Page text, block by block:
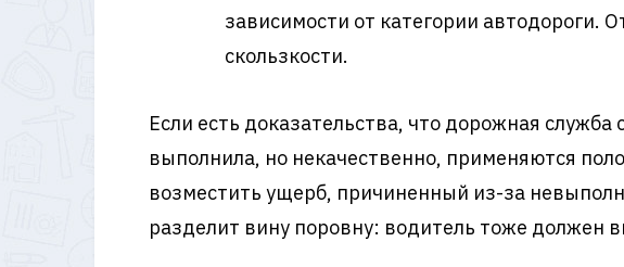
зависимости от категории автодороги.
скользкости.
Если есть доказательства, что дорожная
выполнила, но некачественно, применяются
возместить ущерб, причиненный из-за
разделит вину поровну: водитель тоже должен